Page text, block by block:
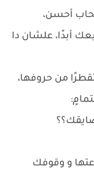
أحسن،
أبدًا، علشان دا
من حروفها،
و وقوفك